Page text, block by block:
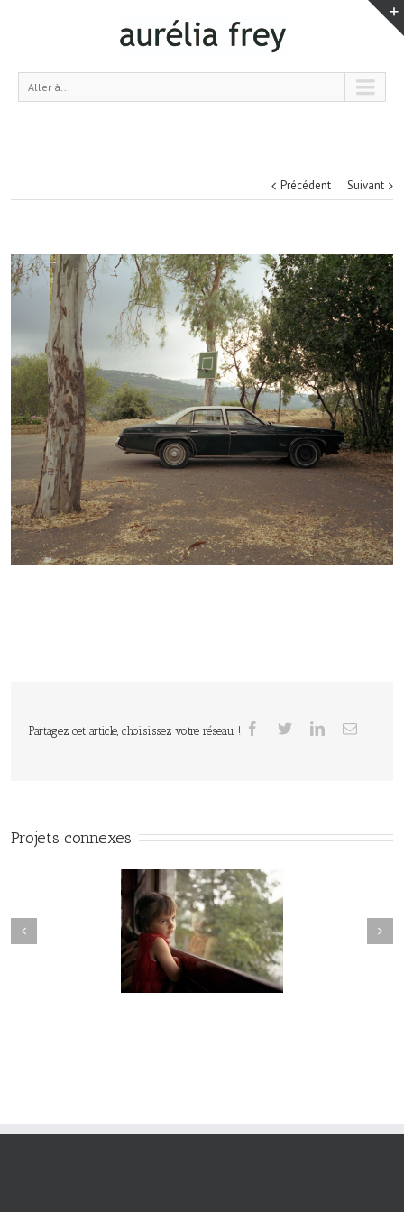
Aller à...
Précédent Suivant
Partagez cet article, choisissez votre réseau !
Projets connexes
Hesychia #021